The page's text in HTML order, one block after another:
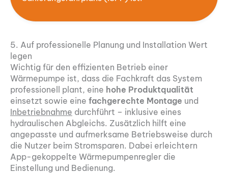
5. Auf professionelle Planung und Installation Wert
legen
Wichtig für den effizienten Betrieb einer
Wärmepumpe ist, dass die Fachkraft das System
professionell plant, eine hohe Produktqualität
einsetzt sowie eine fachgerechte Montage und
Inbetriebnahme durchführt – inklusive eines
hydraulischen Abgleichs. Zusätzlich hilft eine
angepasste und aufmerksame Betriebsweise durch
die Nutzer beim Stromsparen. Dabei erleichtern
App-gekoppelte Wärmepumpenregler die
Einstellung und Bedienung.